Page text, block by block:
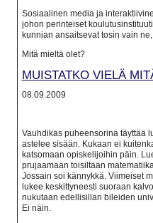
Sosiaalinen media ja
johon perinteiset
kunnian ansaitsevat tosin vain
Mitä mieltä olet?
MUISTATKO VIELÄ
08.09.2009
Vauhdikas puheensorina täyttää
astelee sisään. Kukaan ei
katsomaan opiskelijoihin päin.
prujaamaan toisiltaan
Jossain soi kännykkä. Viimeiset
lukee keskittyneesti suoraan
nukutaan edellisillan bileiden
Ei näin.